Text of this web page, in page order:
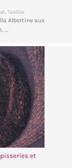
, Textile
Albertine aux
…
et